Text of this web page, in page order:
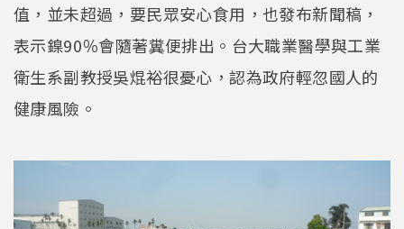
值，並未超過，要民眾安心食用，也發布新聞稿，
表示鎳90％會隨著糞便排出。台大職業醫學與工業
衛生系副教授吳焜裕很憂心，認為政府輕忽國人的
健康風險。